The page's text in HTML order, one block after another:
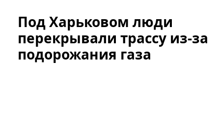
Под Харьковом люди
перекрывали трассу из-за
подорожания газа